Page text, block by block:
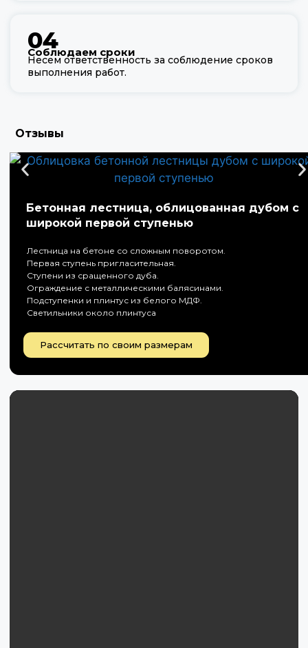
04
Соблюдаем сроки
Несем ответственность за соблюдение сроков
выполнения работ.
Отзывы
Бетонная лестница, облицованная дубом с
широкой первой ступенью
Лестница на бетоне со сложным поворотом.
Первая ступень пригласительная.
Ступени из сращенного дуба.
Ограждение с металлическими балясинами.
Подступенки и плинтус из белого МДФ.
Светильники около плинтуса
Рассчитать по своим размерам